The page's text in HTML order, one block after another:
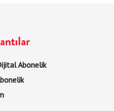
Abonelik